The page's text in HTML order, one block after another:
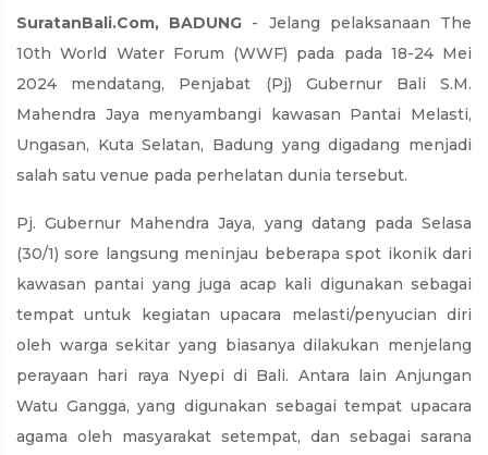
SuratanBali.Com, BADUNG - Jelang pelaksanaan The
10th World Water Forum (WWF) pada pada 18-24 Mei
2024 mendatang, Penjabat (Pj) Gubernur Bali S.M.
Mahendra Jaya menyambangi kawasan Pantai Melasti,
Ungasan, Kuta Selatan, Badung yang digadang menjadi
salah satu venue pada perhelatan dunia tersebut.
Pj. Gubernur Mahendra Jaya, yang datang pada Selasa
(30/1) sore langsung meninjau beberapa spot ikonik dari
kawasan pantai yang juga acap kali digunakan sebagai
tempat untuk kegiatan upacara melasti/penyucian diri
oleh warga sekitar yang biasanya dilakukan menjelang
perayaan hari raya Nyepi di Bali. Antara lain Anjungan
Watu Gangga, yang digunakan sebagai tempat upacara
agama oleh masyarakat setempat, dan sebagai sarana